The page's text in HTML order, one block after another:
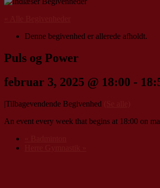
Denne begivenhed er allerede afholdt.
Puls og Power
februar 3, 2025 @ 18:00 -
|Tilbagevendende Begivenhed
An event every week that begins at 18:00 on